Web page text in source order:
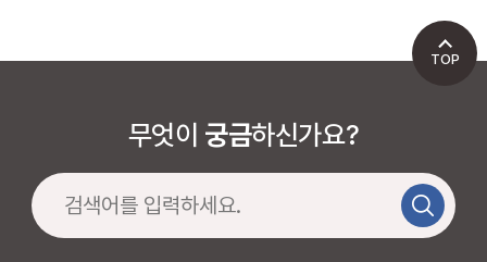
무엇이 궁금하신가요?
TOP